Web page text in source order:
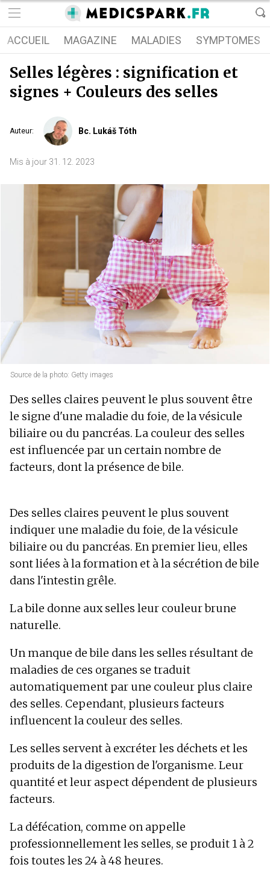
ACCUEIL MAGAZINE MALADIES SYMPTOMES
Selles légères : signification et
signes + Couleurs des selles
Auteur: Bc. Lukáš Tóth
Mis à jour 31. 12. 2023
Source de la photo: Getty images
Des selles claires peuvent le plus souvent être
le signe d'une maladie du foie, de la vésicule
biliaire ou du pancréas. La couleur des selles
est influencée par un certain nombre de
facteurs, dont la présence de bile.
Des selles claires peuvent le plus souvent
indiquer une maladie du foie, de la vésicule
biliaire ou du pancréas. En premier lieu, elles
sont liées à la formation et à la sécrétion de bile
dans l'intestin grêle.
La bile donne aux selles leur couleur brune
naturelle.
Un manque de bile dans les selles résultant de
maladies de ces organes se traduit
automatiquement par une couleur plus claire
des selles. Cependant, plusieurs facteurs
influencent la couleur des selles.
Les selles servent à excréter les déchets et les
produits de la digestion de l'organisme. Leur
quantité et leur aspect dépendent de plusieurs
facteurs.
La défécation, comme on appelle
professionnellement les selles, se produit 1 à 2
fois toutes les 24 à 48 heures.